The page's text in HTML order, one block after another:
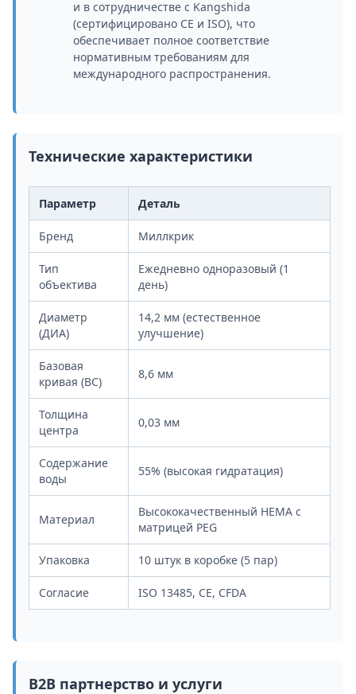
и в сотрудничестве с Kangshida
(сертифицировано CE и ISO), что
обеспечивает полное соответствие
нормативным требованиям для
международного распространения.
Технические характеристики
Параметр Деталь
Бренд Миллкрик
Тип
объектива
Ежедневно одноразовый (1
день)
Диаметр
(ДИА)
14,2 мм (естественное
улучшение)
Базовая
кривая (BC)
8,6 мм
Толщина
центра
0,03 мм
Содержание
воды
55% (высокая гидратация)
Материал
Высококачественный HEMA с
матрицей PEG
Упаковка 10 штук в коробке (5 пар)
Согласие ISO 13485, CE, CFDA
B2B партнерство и услуги